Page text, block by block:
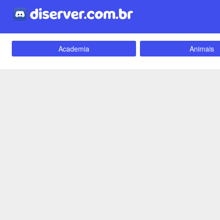
Academia Animais